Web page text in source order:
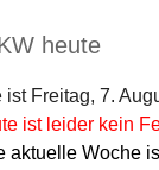
heute
ist Freitag, 7.
ist leider kein
aktuelle Woche